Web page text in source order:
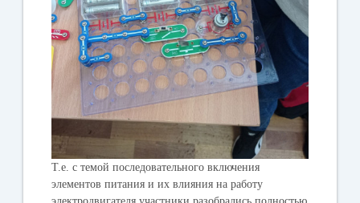
Т.е. с темой последовательного включения
элементов питания и их влияния на работу